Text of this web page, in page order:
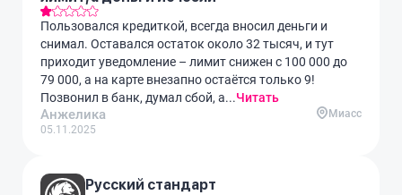
Пользовался кредиткой, всегда вносил деньги и
снимал. Оставался остаток около 32 тысяч, и тут
приходит уведомление – лимит снижен с 100 000 до
79 000, а на карте внезапно остаётся только 9!
Позвонил в банк, думал сбой, а...Читать
Анжелика
05.11.2025
Миасс
Русский стандарт